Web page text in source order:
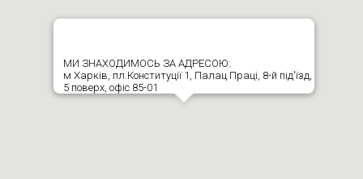
МИ ЗНАХОДИМОСЬ ЗА АДРЕСОЮ:
м Харків, пл.Конституції 1, Палац Праці, 8-й під'їзд,
5 поверх, офіс 85-01